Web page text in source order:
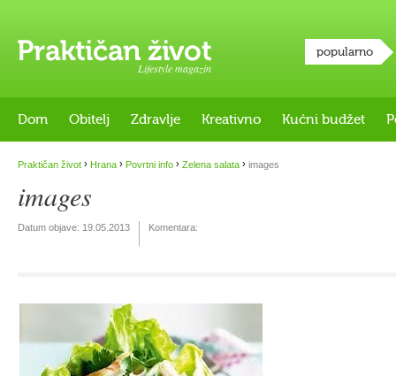
Lifestyle magazin
popularno
Dom Obitelj Zdravlje Kreativno Kućni budžet
Praktičan život › Hrana › Povrtni info › Zelena salata › images
images
Datum objave: 19.05.2013 Komentara: